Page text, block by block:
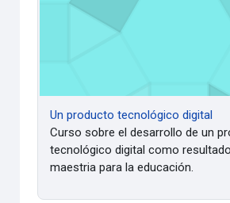
Un producto tecnológico digital
Curso sobre el desarrollo de un
tecnológico digital como
maestria para la educación.